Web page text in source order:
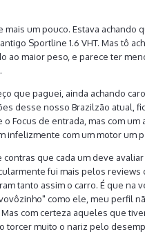
mais um pouco. Estava achando
Sportline 1.6 VHT. Mas tô
ao maior peso, e parece ter
que paguei, ainda achando
desse nosso Brazilzão atual,
o Focus de entrada, mas com um
infelizmente com um motor um
contras que cada um deve
fui mais pelos reviews
tanto assim o carro. É que na
como ele, meu perfil
com certeza aqueles que
torcer muito o nariz pelo